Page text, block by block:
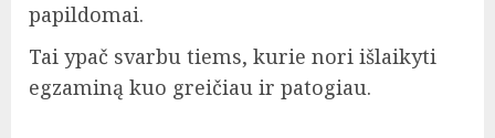
papildomai.
Tai ypač svarbu tiems, kurie nori išlaikyti
egzaminą kuo greičiau ir patogiau.